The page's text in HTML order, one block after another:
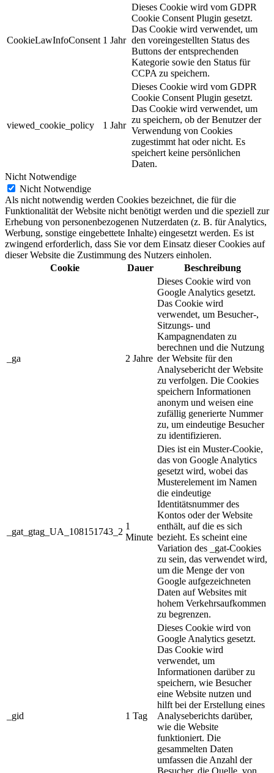
CookieLawInfoConsent 1 Jahr
Dieses Cookie wird vom GDPR
Cookie Consent Plugin gesetzt.
Das Cookie wird verwendet, um
den voreingestellten Status des
Buttons der entsprechenden
Kategorie sowie den Status für
CCPA zu speichern.
viewed_cookie_policy 1 Jahr
Dieses Cookie wird vom GDPR
Cookie Consent Plugin gesetzt.
Das Cookie wird verwendet, um
zu speichern, ob der Benutzer der
Verwendung von Cookies
zugestimmt hat oder nicht. Es
speichert keine persönlichen
Daten.
Nicht Notwendige
Nicht Notwendige
Als nicht notwendig werden Cookies bezeichnet, die für die
Funktionalität der Website nicht benötigt werden und die speziell zur
Erhebung von personenbezogenen Nutzerdaten (z. B. für Analytics,
Werbung, sonstige eingebettete Inhalte) eingesetzt werden. Es ist
zwingend erforderlich, dass Sie vor dem Einsatz dieser Cookies auf
dieser Website die Zustimmung des Nutzers einholen.
Cookie
Dauer Beschreibung
_ga 2 Jahre
Dieses Cookie wird von
Google Analytics gesetzt.
Das Cookie wird
verwendet, um Besucher-,
Sitzungs- und
Kampagnendaten zu
berechnen und die Nutzung
der Website für den
Analysebericht der Website
zu verfolgen. Die Cookies
speichern Informationen
anonym und weisen eine
zufällig generierte Nummer
zu, um eindeutige Besucher
zu identifizieren.
_gat_gtag_UA_108151743_2
1
Minute
Dies ist ein Muster-Cookie,
das von Google Analytics
gesetzt wird, wobei das
Musterelement im Namen
die eindeutige
Identitätsnummer des
Kontos oder der Website
enthält, auf die es sich
bezieht. Es scheint eine
Variation des _gat-Cookies
zu sein, das verwendet wird,
um die Menge der von
Google aufgezeichneten
Daten auf Websites mit
hohem Verkehrsaufkommen
zu begrenzen.
_gid 1 Tag
Dieses Cookie wird von
Google Analytics gesetzt.
Das Cookie wird
verwendet, um
Informationen darüber zu
speichern, wie Besucher
eine Website nutzen und
hilft bei der Erstellung eines
Analyseberichts darüber,
wie die Website
funktioniert. Die
gesammelten Daten
umfassen die Anzahl der